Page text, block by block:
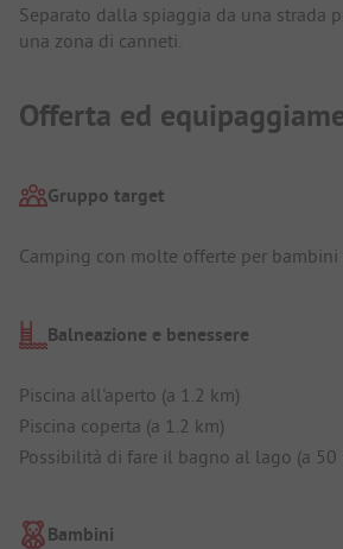
Separato dalla spiaggia da una strada
una zona di canneti.
Offerta ed
Gruppo target
Camping con molte offerte per
Balneazione e benessere
Piscina all'aperto (a 1.2 km)
Piscina coperta (a 1.2 km)
Possibilità di fare il bagno al lago (a 50
Bambini